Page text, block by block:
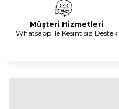
Müşteri Hizmetleri
Whatsapp ile Kesintisiz Destek